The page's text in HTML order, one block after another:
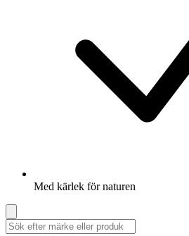
Med kärlek för naturen